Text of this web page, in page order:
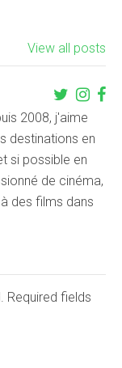
View all posts
2008, j'aime
destinations en
si possible en
de cinéma,
des films dans
Required fields